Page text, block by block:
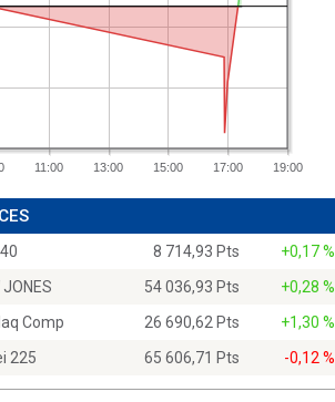
11:00 13:00 15:00 17:00 19:00
8 714,93 Pts
+0,17 %
JONES
54 036,93 Pts
+0,28 %
Comp
26 690,62 Pts
+1,30 %
225
65 606,71 Pts -0,12 %